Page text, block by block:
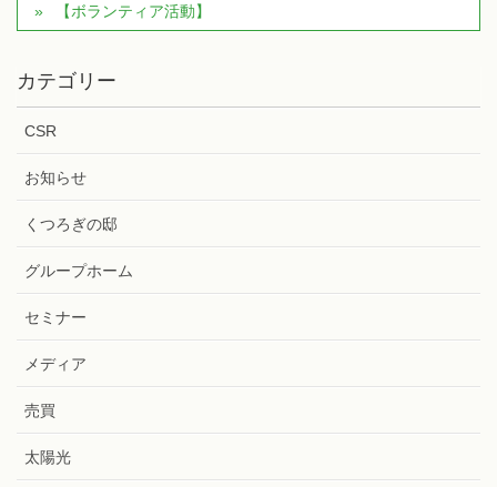
【ボランティア活動】
カテゴリー
CSR
お知らせ
くつろぎの邸
グループホーム
セミナー
メディア
売買
太陽光